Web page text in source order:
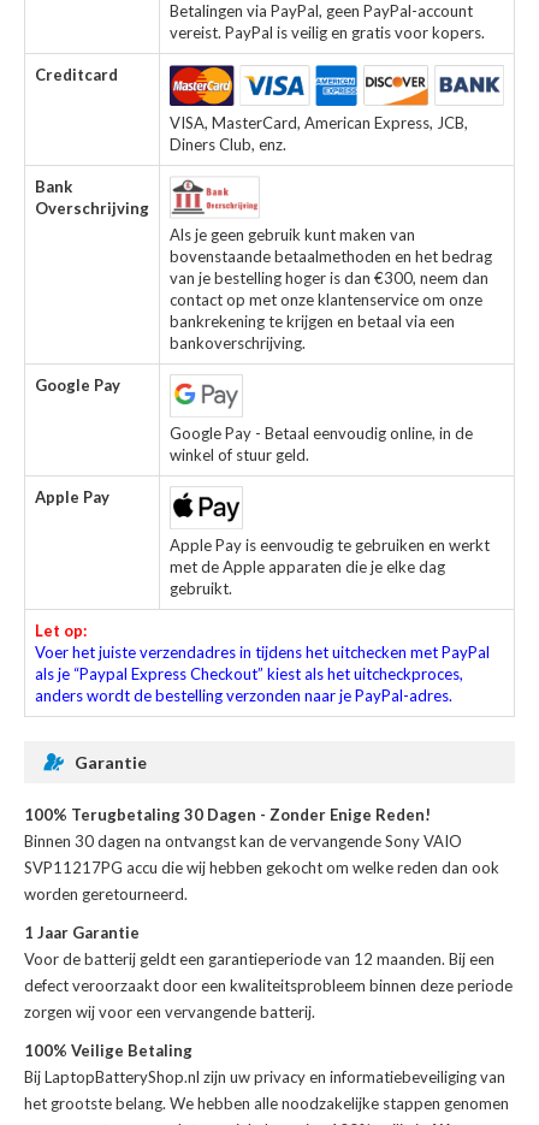
Betalingen via PayPal, geen PayPal-account
vereist. PayPal is veilig en gratis voor kopers.
Creditcard
VISA, MasterCard, American Express, JCB,
Diners Club, enz.
Bank
Overschrijving
Als je geen gebruik kunt maken van
bovenstaande betaalmethoden en het bedrag
van je bestelling hoger is dan €300, neem dan
contact op met onze klantenservice om onze
bankrekening te krijgen en betaal via een
bankoverschrijving.
Google Pay
Google Pay - Betaal eenvoudig online, in de
winkel of stuur geld.
Apple Pay
Apple Pay is eenvoudig te gebruiken en werkt
met de Apple apparaten die je elke dag
gebruikt.
Let op:
Voer het juiste verzendadres in tijdens het uitchecken met PayPal
als je “Paypal Express Checkout” kiest als het uitcheckproces,
anders wordt de bestelling verzonden naar je PayPal-adres.
Garantie
100% Terugbetaling 30 Dagen - Zonder Enige Reden!
Binnen 30 dagen na ontvangst kan devervangende Sony VAIO
SVP11217PG accu die wij hebben gekocht om welke reden dan ook
worden geretourneerd.
1 Jaar Garantie
Voor debatterij geldt een garantieperiode van 12 maanden. Bij een
defect veroorzaakt door een kwaliteitsprobleem binnen deze periode
zorgen wij voor een vervangende batterij.
100% Veilige Betaling
Bij LaptopBatteryShop.nl zijn uw privacy en informatiebeveiliging van
het grootste belang. We hebben alle noodzakelijke stappen genomen